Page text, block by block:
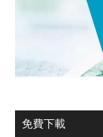
免費下載